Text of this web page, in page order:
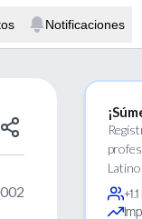
Notificaciones